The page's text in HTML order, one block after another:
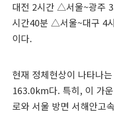
대전 2시간 △서울~광주
시간40분 △서울~대구 4
이다.
현재 정체현상이 나타나
163.0km다. 특히, 이 가
로와 서울 방면 서해안고